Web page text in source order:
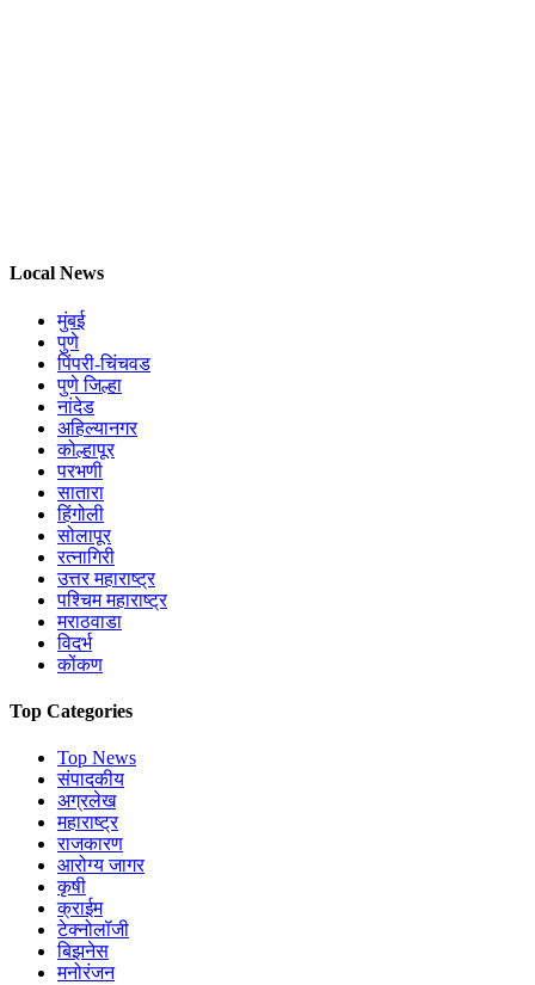
Local News
मुंबई
पुणे
पिंपरी-चिंचवड
पुणे जिल्हा
नांदेड
अहिल्यानगर
कोल्हापूर
परभणी
सातारा
हिंगोली
सोलापूर
रत्नागिरी
उत्तर महाराष्ट्र
पश्चिम महाराष्ट्र
मराठवाडा
विदर्भ
कोंकण
Top Categories
Top News
संपादकीय
अग्रलेख
महाराष्ट्र
राजकारण
आरोग्य जागर
कृषी
क्राईम
टेक्नोलॉजी
बिझनेस
मनोरंजन